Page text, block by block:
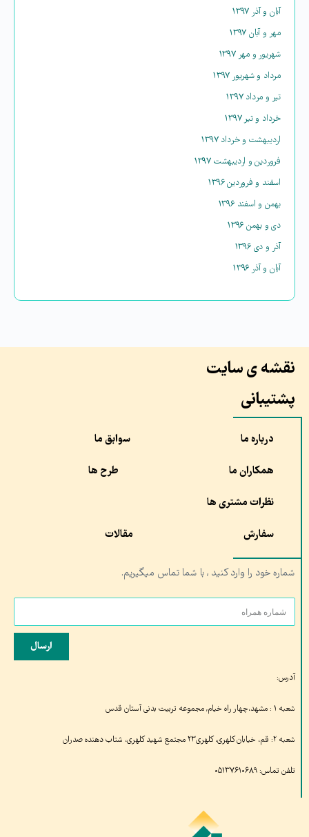
آبان و آذر ۱۳۹۷
مهر و آبان ۱۳۹۷
شهریور و مهر ۱۳۹۷
مرداد و شهریور ۱۳۹۷
تیر و مرداد ۱۳۹۷
خرداد و تیر ۱۳۹۷
اردیبهشت و خرداد ۱۳۹۷
فروردین و اردیبهشت ۱۳۹۷
اسفند و فروردین ۱۳۹۶
بهمن و اسفند ۱۳۹۶
دی و بهمن ۱۳۹۶
آذر و دی ۱۳۹۶
آبان و آذر ۱۳۹۶
نقشه ی سایت
پشتیبانی
درباره ما سوابق ما
همکاران ما طرح ها
نظرات مشتری ها
سفارش مقالات
شماره خود را وارد کنید , با شما تماس میگیریم.
ارسال
آدرس:
شعبه ۱ : مشهد،چهار راه خیام, مجموعه تربیت بدنی آستان قدس
شعبه ۲: قم، خیابان کلهری، کلهری۲۳ مجتمع شهید کلهری، شتاب دهنده صدران
تلفن تماس: ۰۵۱۳۷۶۱۰۶۸۹